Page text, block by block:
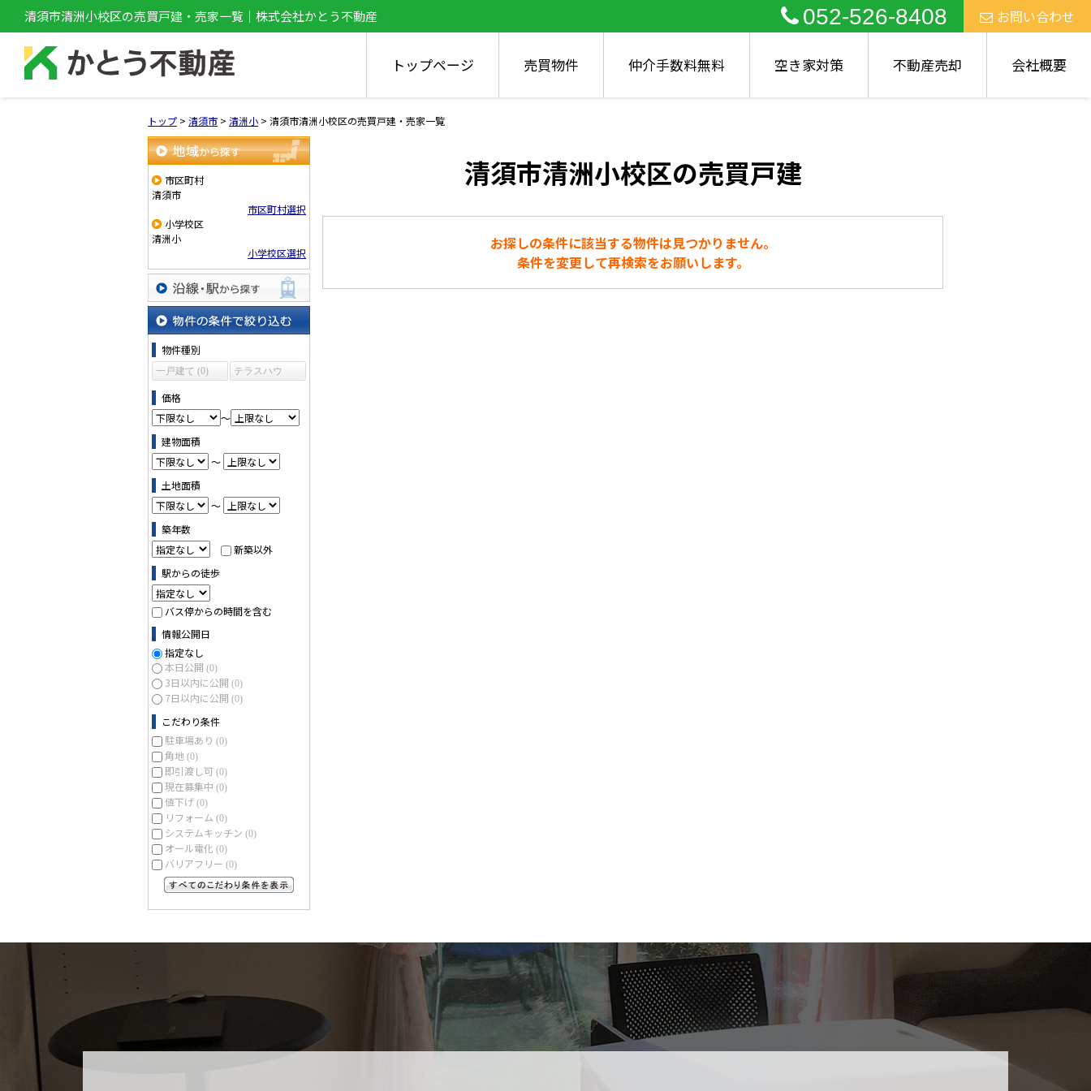
清須市清洲小校区の売買戸建・売家一覧｜株式会社かとう不動産 052-526-8408 お問い合わせ
トップページ 売買物件 仲介手数料無料 空き家対策 不動産売却 会社概要
トップ > 清須市 > 清洲小 > 清須市清洲小校区の売買戸建・売家一覧
地域から探す
市区町村
清須市
市区町村選択
小学校区
清洲小
小学校区選択
沿線・駅から探す
物件の条件で絞り込む
物件種別
一戸建て (0)
テラスハウ
価格
～
建物面積
～
土地面積
～
築年数
新築以外
駅からの徒歩
バス停からの時間を含む
情報公開日
指定なし
本日公開 (0)
3日以内に公開 (0)
7日以内に公開 (0)
こだわり条件
駐車場あり (0)
角地 (0)
即引渡し可 (0)
現在募集中 (0)
値下げ (0)
リフォーム (0)
システムキッチン (0)
オール電化 (0)
バリアフリー (0)
清須市清洲小校区の売買戸建
お探しの条件に該当する物件は見つかりません。
条件を変更して再検索をお願いします。